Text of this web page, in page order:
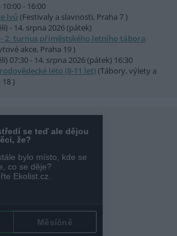
- 16:00
lvů (Festivaly a slavnosti, Praha 7 )
- 14. srpna 2026 (pátek)
2. turnus příměstského letního tábora
akce, Praha 19 )
07:30 - 14. srpna 2026 (pátek) 16:30
léto (8-11 let)(Tábory, výlety a
)